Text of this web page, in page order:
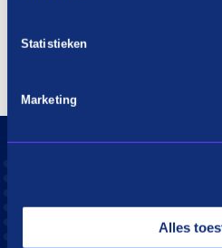
Statistieken
Marketing
Alles